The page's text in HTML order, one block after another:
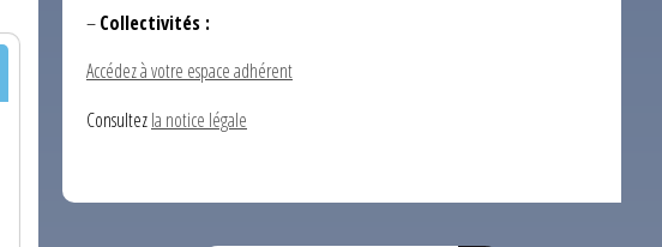
–Collectivités :
Accédez à votre espace adhérent
Consultezla notice légale